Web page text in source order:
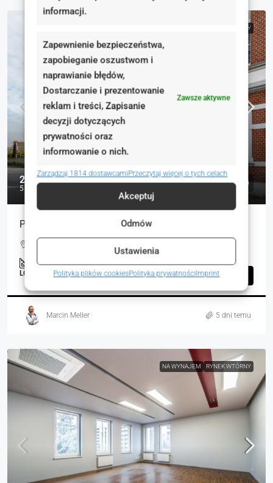
informacji.
Zapewnienie bezpieczeństwa,
zapobieganie oszustwom i
naprawianie błędów,
Dostarczanie i prezentowanie
reklam i treści, Zapisanie
decyzji dotyczących
prywatności oraz
informowanie o nich.
Zawsze aktywne
Zarządzaj 1814 dostawcamiPrzeczytaj więcej o tych celach
Akceptuj
Odmów
Ustawienia
Polityka plików cookiesPolityka prywatnościImprint
RYNEK WTÓRNY
2 490 000 zł
5 929 zł
PEREŁKA INWESTYCYJNA W SERCU KAŹMIERZA
420.00 m²
LOKALE UŻYTKOWE, NIERUCHOMOŚCI KOMERCYJNE Szczegóły
Marcin Meller 5 dni temu
NA WYNAJEM RYNEK WTÓRNY